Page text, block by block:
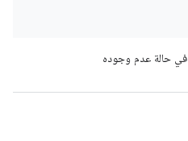
في حالة عدم وجوده